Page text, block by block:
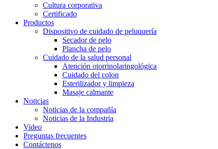
Cultura corporativa
Certificado
Productos
Dispositivo de cuidado de peluquería
Secador de pelo
Plancha de pelo
Cuidado de la salud personal
Atención otorrinolaringológica
Cuidado del colon
Esterilizador y limpieza
Masaje calmante
Noticias
Noticias de la compañía
Noticias de la Industria
Video
Preguntas frecuentes
Contáctenos